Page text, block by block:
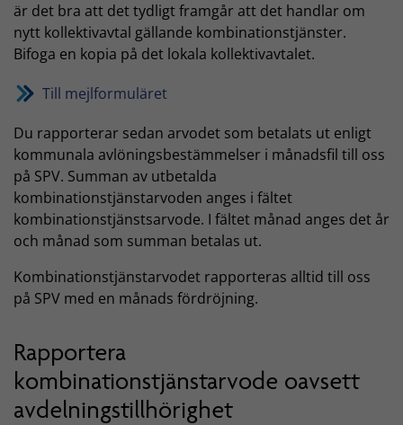
är det bra att det tydligt framgår att det handlar om
nytt kollektivavtal gällande kombinationstjänster.
Bifoga en kopia på det lokala kollektivavtalet.
Till mejlformuläret
Du rapporterar sedan arvodet som betalats ut enligt
kommunala avlöningsbestämmelser i månadsfil till oss
på SPV. Summan av utbetalda
kombinationstjänstarvoden anges i fältet
kombinationstjänstsarvode. I fältet månad anges det år
och månad som summan betalas ut.
Kombinationstjänstarvodet rapporteras alltid till oss
på SPV med en månads fördröjning.
Rapportera
kombinationstjänstarvode oavsett
avdelningstillhörighet